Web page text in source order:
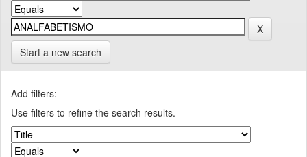
Start a new search
Add filters:
Use filters to refine the search results.